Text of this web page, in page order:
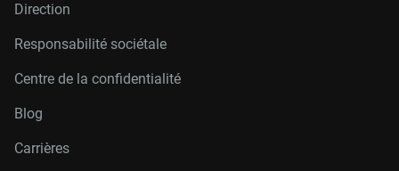
Direction
Responsabilité sociétale
Centre de la confidentialité
Blog
Carrières